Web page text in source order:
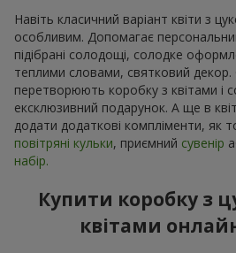
Навіть класичний варіант квіти з
особливим. Допомагає
підібрані солодощі, солодке
теплими словами, святковий декор.
перетворюють коробку з квітами і
ексклюзивний подарунок. А ще в
додати додаткові компліменти, як
повітряні кульки, приємний сувенір
набір.
Купити коробку з
квітами